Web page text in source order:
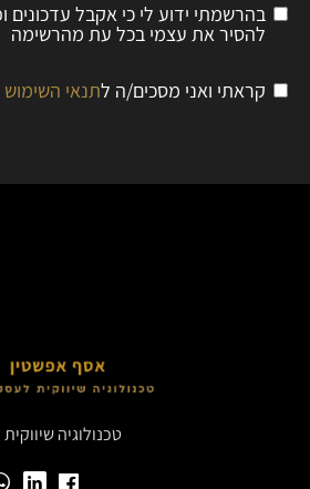
בהרשמתי ידוע לי כי אקבל עדכונים
להסיר את עצמי בכל עת מהרשימה
קראתי ואני מסכים/ה לתנאי השימוש
טכנולוגיה